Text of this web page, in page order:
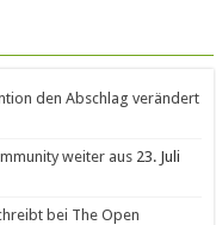
den Abschlag verändert
weiter aus 23. Juli
bei The Open